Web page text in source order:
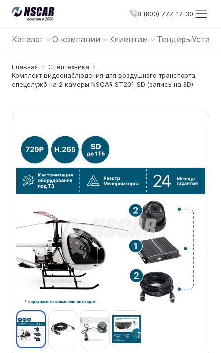
8 (800) 777-17-30
Каталог О компании Клиентам Тендеры
Главная
Спецтехника
Комплект видеонаблюдения для воздушного транспорта
спецслужб на 2 камеры NSCAR ST201_SD (запись на SD)